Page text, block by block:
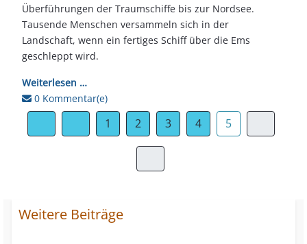
Überführungen der Traumschiffe bis zur Nordsee.
Tausende Menschen versammeln sich in der
Landschaft, wenn ein fertiges Schiff über die Ems
geschleppt wird.
Weiterlesen …
0 Kommentar(e)
1 2 3 4 5
Weitere Beiträge